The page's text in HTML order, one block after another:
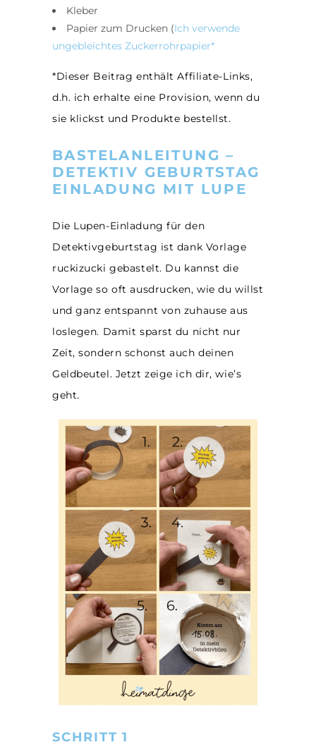
Kleber
Papier zum Drucken (Ich verwende
ungebleichtes Zuckerrohrpapier*
*Dieser Beitrag enthält Affiliate-Links,
d.h. ich erhalte eine Provision, wenn du
sie klickst und Produkte bestellst.
BASTELANLEITUNG –
DETEKTIV GEBURTSTAG
EINLADUNG MIT LUPE
Die Lupen-Einladung für den
Detektivgeburtstag ist dank Vorlage
ruckizucki gebastelt. Du kannst die
Vorlage so oft ausdrucken, wie du willst
und ganz entspannt von zuhause aus
loslegen. Damit sparst du nicht nur
Zeit, sondern schonst auch deinen
Geldbeutel. Jetzt zeige ich dir, wie’s
geht.
SCHRITT 1